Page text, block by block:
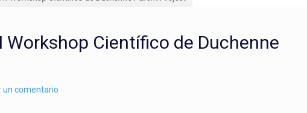
Workshop Científico de Duchenne
un comentario